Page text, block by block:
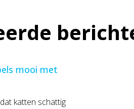
mooi met
katten schattig